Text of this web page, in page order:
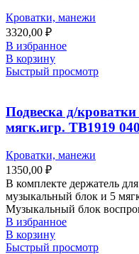
Кроватки, манежи
3320,00 ₽
В избранное
В корзину
Быстрый просмотр
Подвеска д/
мягк.игр. ТВ1919
Кроватки, манежи
1350,00 ₽
В комплекте держатель
музыкальный блок и 5
Музыкальный блок
В избранное
В корзину
Быстрый просмотр